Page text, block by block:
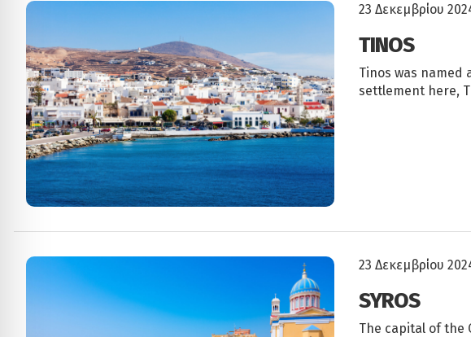
23 Δεκεμβρίου
TINOS
Tinos was
settlement here,
23 Δεκεμβρίου
SYROS
The capital of the